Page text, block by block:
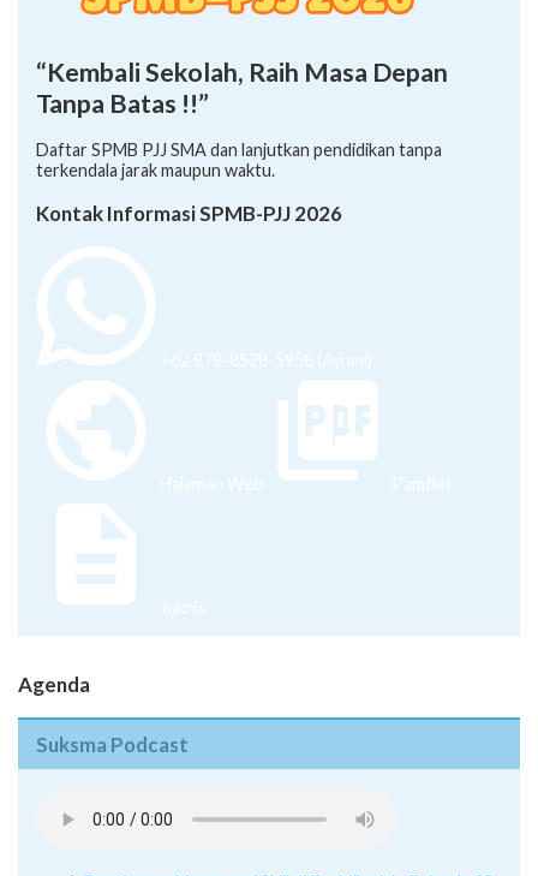
“Kembali Sekolah, Raih Masa Depan
Tanpa Batas !!”
Daftar SPMB PJJ SMA dan lanjutkan pendidikan tanpa
terkendala jarak maupun waktu.
Kontak Informasi SPMB-PJJ 2026
+62 878-8528-5958 (Ayumi)
Halaman Web Pamflet
Juknis
Agenda
Suksma Podcast